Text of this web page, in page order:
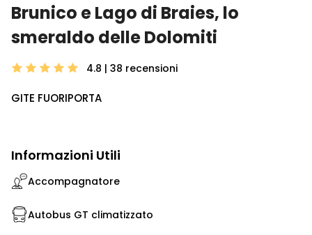
Brunico e Lago di Braies, lo
smeraldo delle Dolomiti
4.8 | 38 recensioni
GITE FUORIPORTA
Informazioni Utili
Accompagnatore
Autobus GT climatizzato